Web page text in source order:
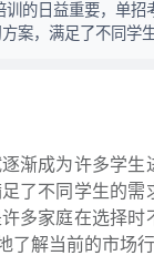
的日益重要，单
案，满足了不同学
渐成为许多学
了不同学生的
多家庭在选择时
解当前的市场行